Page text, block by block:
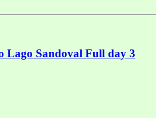
Lago Sandoval Full day 3